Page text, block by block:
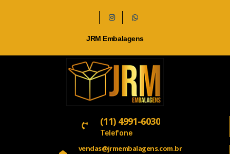
JRM Embalagens
(11) 4991-6030
Telefone
vendas@jrmembalagens.com.br